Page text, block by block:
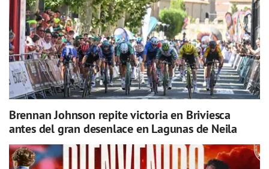
Brennan Johnson repite victoria en Briviesca
antes del gran desenlace en Lagunas de Neila